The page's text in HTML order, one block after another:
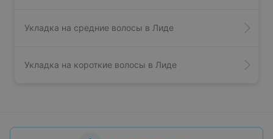
Укладка на средние волосы в Лиде
Укладка на короткие волосы в Лиде